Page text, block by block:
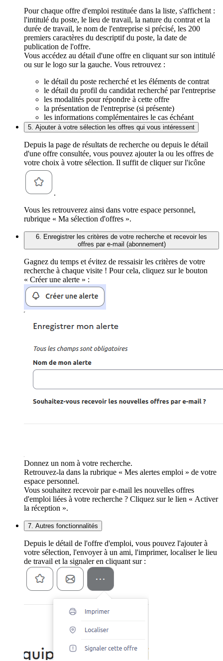
Pour chaque offre d'emploi restituée dans la liste, s'affichent :
l'intitulé du poste, le lieu de travail, la nature du contrat et la
durée de travail, le nom de l'entreprise si précisé, les 200
premiers caractères du descriptif du poste, la date de
publication de l'offre.
Vous accédez au détail d'une offre en cliquant sur son intitulé
ou sur le logo sur la gauche. Vous retrouvez :
le détail du poste recherché et les éléments de contrat
le détail du profil du candidat recherché par l'entreprise
les modalités pour répondre à cette offre
la présentation de l'entreprise (si présente)
les informations complémentaires le cas échéant
5. Ajouter à votre sélection les offres qui vous intéressent
Depuis la page de résultats de recherche ou depuis le détail
d'une offre consultée, vous pouvez ajouter la ou les offres de
votre choix à votre sélection. Il suffit de cliquer sur l'icône
.
Vous les retrouverez ainsi dans votre espace personnel,
rubrique « Ma sélection d'offres ».
6. Enregistrer les critères de votre recherche et recevoir les
offres par e-mail (abonnement)
Gagnez du temps et évitez de ressaisir les critères de votre
recherche à chaque visite ! Pour cela, cliquez sur le bouton
« Créer une alerte » :
Donnez un nom à votre recherche.
Retrouvez-la dans la rubrique « Mes alertes emploi » de votre
espace personnel.
Vous souhaitez recevoir par e-mail les nouvelles offres
d'emploi liées à votre recherche ? Cliquez sur le lien « Activer
la réception ».
7. Autres fonctionnalités
Depuis le détail de l'offre d'emploi, vous pouvez l'ajouter à
votre sélection, l'envoyer à un ami, l'imprimer, localiser le lieu
de travail et la signaler en cliquant sur :